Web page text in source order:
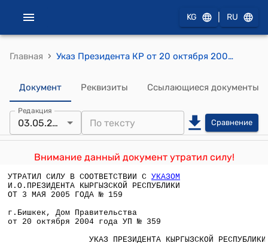
KG RU
Главная › Указ Президента КР от 20 октября 2004 года УП №359 " О создании Кыргызского государственного горного университета"
Документ Реквизиты Ссылающиеся документы
Редакция
03.05.2005 Сравнение
Внимание данный документ утратил силу!